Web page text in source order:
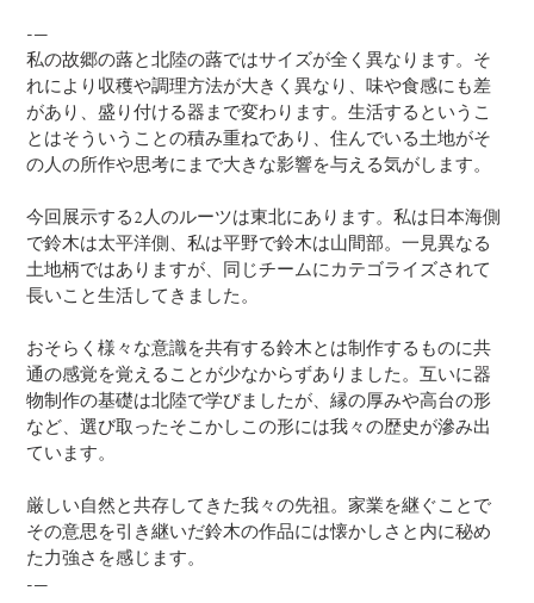
-—
私の故郷の蕗と北陸の蕗ではサイズが全く異なります。そ
れにより収穫や調理方法が大きく異なり、味や食感にも差
があり、盛り付ける器まで変わります。生活するというこ
とはそういうことの積み重ねであり、住んでいる土地がそ
の人の所作や思考にまで大きな影響を与える気がします。
今回展示する2人のルーツは東北にあります。私は日本海側
で鈴木は太平洋側、私は平野で鈴木は山間部。一見異なる
土地柄ではありますが、同じチームにカテゴライズされて
長いこと生活してきました。
おそらく様々な意識を共有する鈴木とは制作するものに共
通の感覚を覚えることが少なからずありました。互いに器
物制作の基礎は北陸で学びましたが、縁の厚みや高台の形
など、選び取ったそこかしこの形には我々の歴史が滲み出
ています。
厳しい自然と共存してきた我々の先祖。家業を継ぐことで
その意思を引き継いだ鈴木の作品には懐かしさと内に秘め
た力強さを感じます。
-—